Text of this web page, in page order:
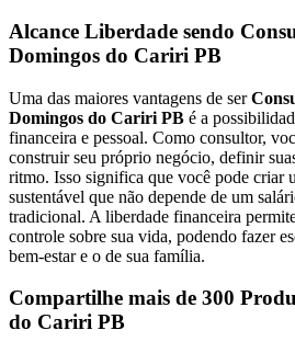
Alcance Liberdade sendo
Domingos do Cariri PB
Uma das maiores vantagens de ser
Domingos do Cariri PB é a
financeira e pessoal. Como consultor,
construir seu próprio negócio, definir
ritmo. Isso significa que você pode criar
sustentável que não depende de um
tradicional. A liberdade financeira
controle sobre sua vida, podendo fazer
bem-estar e o de sua família.
Compartilhe mais de 300
do Cariri PB